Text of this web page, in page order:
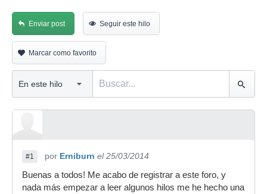
Enviar post Seguir este hilo
Marcar como favorito
#1 por Erniburn el 25/03/2014
Buenas a todos! Me acabo de registrar a este foro, y
nada más empezar a leer algunos hilos me he hecho una